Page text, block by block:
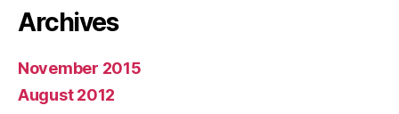
Archives
November 2015
August 2012